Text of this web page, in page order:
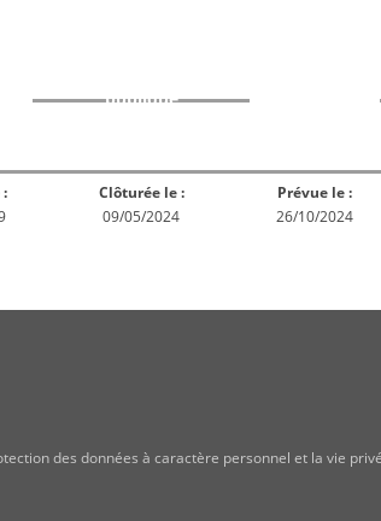
publique
Clôturée le :
09/05/2024
Prévue le :
26/10/2024
des données à caractère personnel et la vie